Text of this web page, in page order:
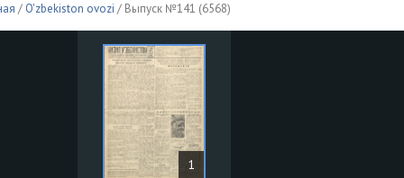
/ O'zbekiston ovozi / Выпуск №141 (6568)
1